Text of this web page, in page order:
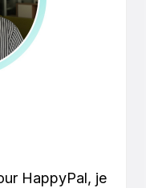
HappyPal, je